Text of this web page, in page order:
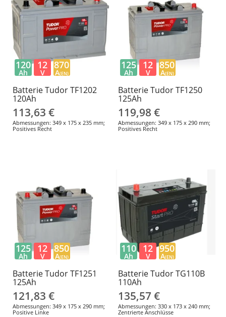
Batterie Tudor TF1202
120Ah
113,63 €
Abmessungen: 349 x 175 x 235 mm;
Positives Recht
120
Ah
12
V
870
A(EN)
Batterie Tudor TF1250
125Ah
119,98 €
Abmessungen: 349 x 175 x 290 mm;
Positives Recht
125
Ah
12
V
850
A(EN)
Batterie Tudor TF1251
125Ah
121,83 €
Abmessungen: 349 x 175 x 290 mm;
Positive Linke
125
Ah
12
V
850
A(EN)
Batterie Tudor TG110B
110Ah
135,57 €
Abmessungen: 330 x 173 x 240 mm;
Zentrierte Anschlüsse
110
Ah
12
V
950
A(EN)